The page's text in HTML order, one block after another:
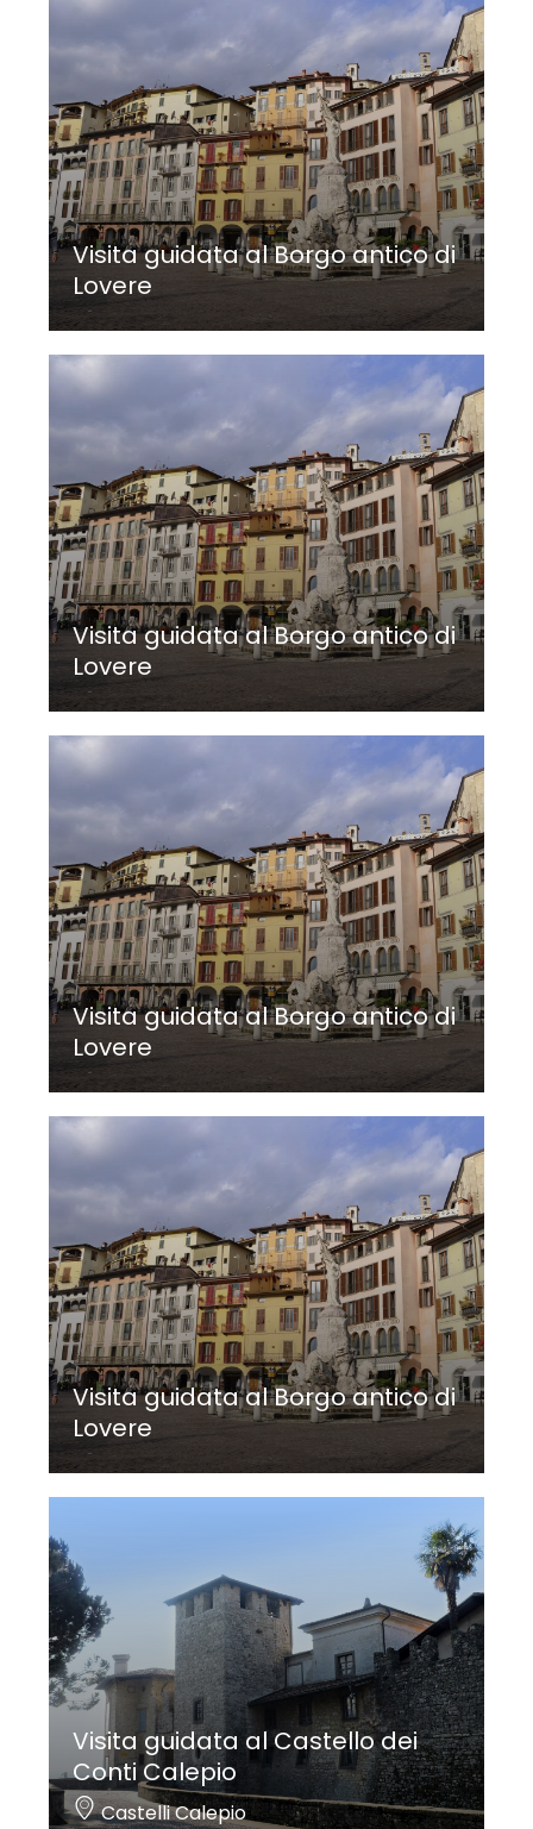
Visita guidata al Borgo antico di
Lovere
Visita guidata al Borgo antico di
Lovere
Visita guidata al Borgo antico di
Lovere
Visita guidata al Borgo antico di
Lovere
Visita guidata al Castello dei
Conti Calepio
Castelli Calepio